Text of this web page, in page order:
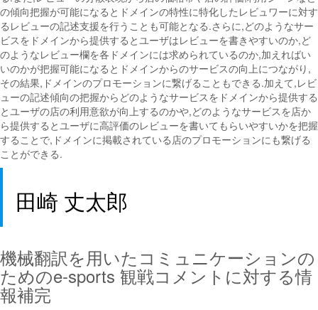
の傾向把握が可能になるとドメインの特性に特化したレビュワーに対す
るレビューの記述支援を行うことも可能となる.さらに,どのようなサー
ビスをドメインから提供するとユーザはレビューを書きやすいのか,ど
のようなレビュー欄を各ドメインには求められているのか,加えればい
いのかが把握可能になるとドメインからのサービスの向上につながり,
その結果,ドメインのプロモーションに繋げることもできる.加えて,レビ
ューの記述傾向の把握からどのようなサービスをドメインから提供する
とユーザの店の利用意欲が向上するのかや,どのようなサービスを店か
ら提供するとユーザに高評価のレビューを書いてもらいやすいかを把握
することで,ドメインに掲載されている店のプロモーションにも繋げる
ことができる.
田崎 丈太郎
機械翻訳を用いたコミュニケーションの
ためのe-sports 観戦コメントに対する情
報補完